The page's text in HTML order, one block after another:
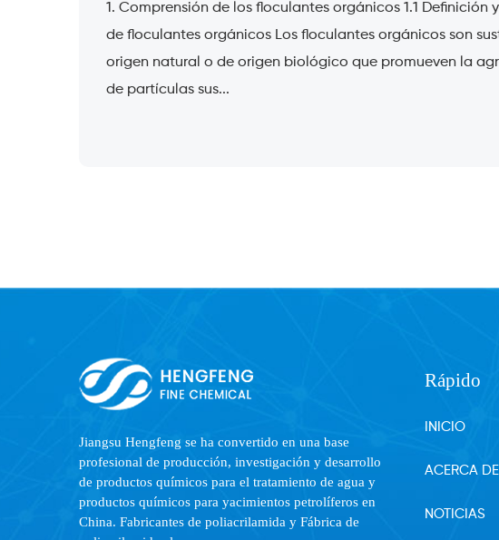
1. Comprensión de los floculantes orgánicos 1.1 Definición
de floculantes orgánicos Los floculantes orgánicos son
origen natural o de origen biológico que promueven la
de partículas sus...
Jiangsu Hengfeng se ha convertido en una base
profesional de producción, investigación y desarrollo
de productos químicos para el tratamiento de agua y
productos químicos para yacimientos petrolíferos en
China. Fabricantes de poliacrilamida y Fábrica de
Rápido
INICIO
ACERCA DE
NOTICIAS